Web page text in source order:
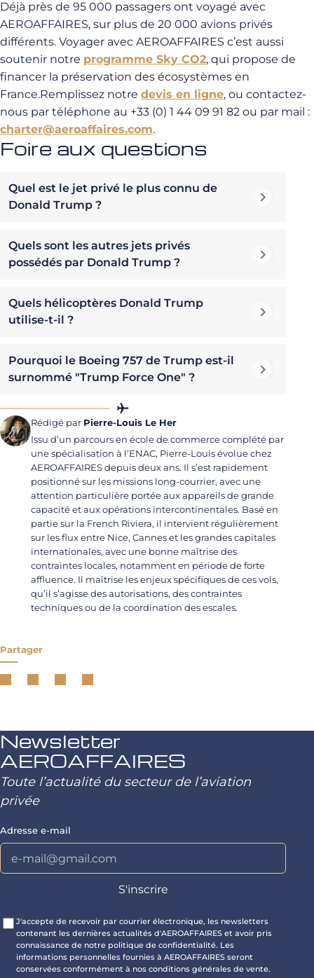
Déjà près de 95 000 passagers ont voyagé avec
AEROAFFAIRES, sur plus de 20 000 avions privés
différents. Voyager avec AEROAFFAIRES c’est aussi
soutenir notre programme Sky CO2, qui propose de
financer la préservation des écosystèmes en
France.Remplissez notre devis en ligne, ou contactez-
nous par téléphone au +33 (0) 1 44 09 91 82 ou par mail :
charter@aeroaffaires.com.
Foire aux questions
Quel est le jet privé le plus connu de
Donald Trump ?
Quels sont les autres jets privés
possédés par Donald Trump ?
Quels hélicoptères Donald Trump
utilise-t-il ?
Pourquoi le Boeing 757 de Trump est-il
surnommé "Trump Force One" ?
Rédigé par Pierre-Louis Le Her
Issu d’un parcours en école de commerce complété par
une spécialisation à l’ENAC, Pierre-Louis évolue chez
AEROAFFAIRES depuis deux ans. Il s’est rapidement
positionné sur les missions long-courrier, avec une
attention particulière portée aux appareils de grande
capacité et aux opérations intercontinentales. Basé en
partie sur la French Riviera, il intervient régulièrement
sur les flux entre Nice, Cannes et les grandes capitales
internationales, avec une bonne maîtrise des
contraintes locales, notamment en période de forte
affluence. Il maîtrise les enjeux spécifiques de ces vols,
qu’il s’agisse des autorisations, des contraintes
techniques ou de la coordination des escales.
Partager
Newsletter
AEROAFFAIRES
Toute l’actualité du secteur de l’aviation
privée
Adresse e-mail
J'accepte de recevoir par courrier électronique, les newsletters
contenant les dernières actualités d'AEROAFFAIRES et avoir pris
connaissance de notre politique de confidentialité. Les
informations personnelles fournies à AEROAFFAIRES seront
conservées conformément à nos conditions générales de vente.